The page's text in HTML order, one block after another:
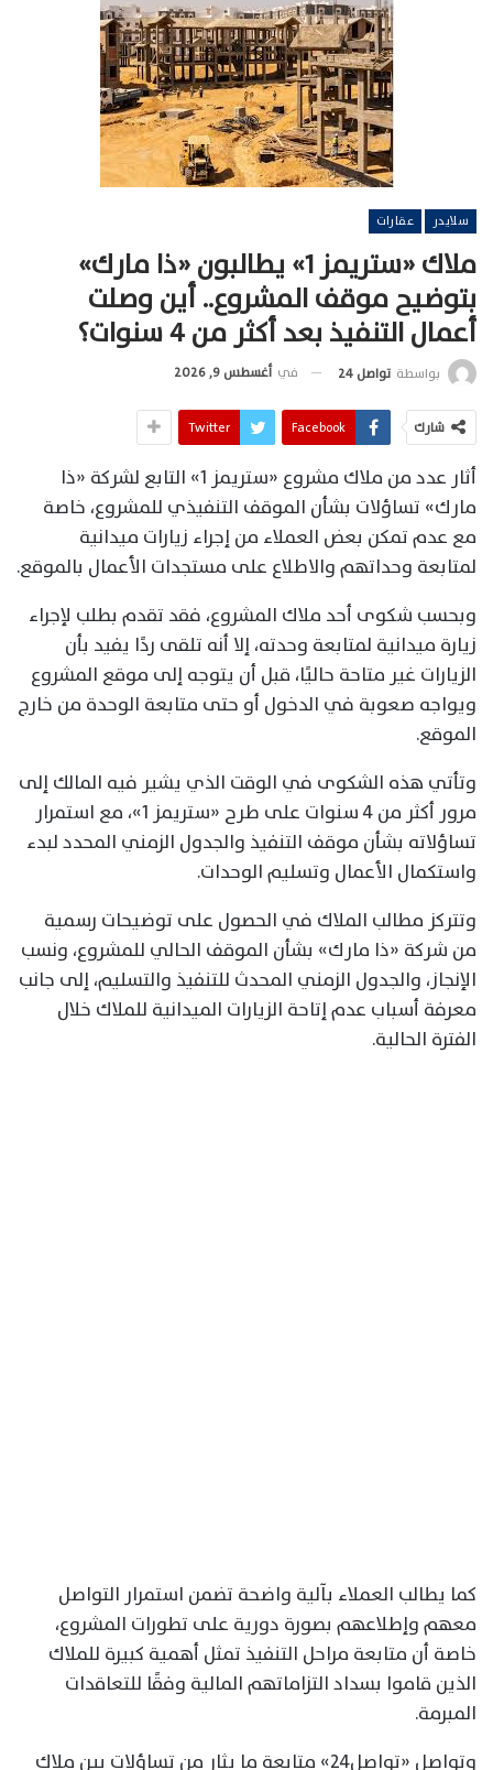
سلايدر عقارات
ملاك «ستريمز 1» يطالبون «ذا مارك»
بتوضيح موقف المشروع.. أين وصلت
أعمال التنفيذ بعد أكثر من 4 سنوات؟
بواسطة تواصل 24 في أغسطس 9, 2026
شارك Facebook
Twitter
أثار عدد من ملاك مشروع «ستريمز 1» التابع لشركة «ذا
مارك» تساؤلات بشأن الموقف التنفيذي للمشروع، خاصة
مع عدم تمكن بعض العملاء من إجراء زيارات ميدانية
لمتابعة وحداتهم والاطلاع على مستجدات الأعمال بالموقع.
وبحسب شكوى أحد ملاك المشروع، فقد تقدم بطلب لإجراء
زيارة ميدانية لمتابعة وحدته، إلا أنه تلقى ردًا يفيد بأن
الزيارات غير متاحة حاليًا، قبل أن يتوجه إلى موقع المشروع
ويواجه صعوبة في الدخول أو حتى متابعة الوحدة من خارج
الموقع.
وتأتي هذه الشكوى في الوقت الذي يشير فيه المالك إلى
مرور أكثر من 4 سنوات على طرح «ستريمز 1»، مع استمرار
تساؤلاته بشأن موقف التنفيذ والجدول الزمني المحدد لبدء
واستكمال الأعمال وتسليم الوحدات.
وتتركز مطالب الملاك في الحصول على توضيحات رسمية
من شركة «ذا مارك» بشأن الموقف الحالي للمشروع، ونسب
الإنجاز، والجدول الزمني المحدث للتنفيذ والتسليم، إلى جانب
معرفة أسباب عدم إتاحة الزيارات الميدانية للملاك خلال
الفترة الحالية.
كما يطالب العملاء بآلية واضحة تضمن استمرار التواصل
معهم وإطلاعهم بصورة دورية على تطورات المشروع،
خاصة أن متابعة مراحل التنفيذ تمثل أهمية كبيرة للملاك
الذين قاموا بسداد التزاماتهم المالية وفقًا للتعاقدات
المبرمة.
وتواصل «تواصل24» متابعة ما يثار من تساؤلات بين ملاك